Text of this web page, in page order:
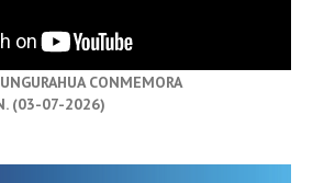
CONMEMORA
(03-07-2026)